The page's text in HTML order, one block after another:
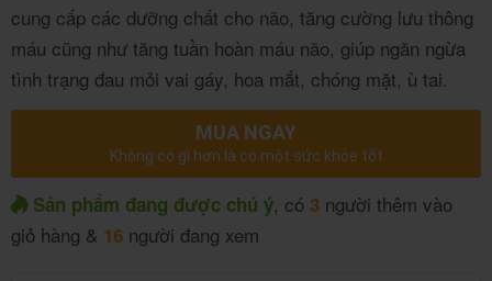
cung cấp các dưỡng chất cho não, tăng cường lưu thông
máu cũng như tăng tuần hoàn máu não, giúp ngăn ngừa
tình trạng đau mỏi vai gáy, hoa mắt, chóng mặt, ù tai.
MUA NGAY
Không có gì hơn là có một sức khỏe tốt
Sản phẩm đang được chú ý, có 3 người thêm vào
giỏ hàng & 16 người đang xem